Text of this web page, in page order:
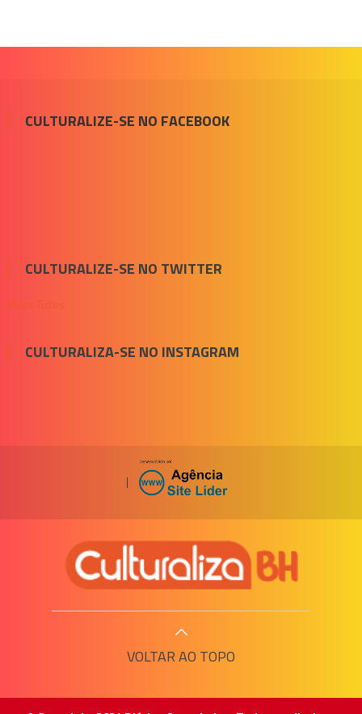
CULTURALIZE-SE NO FACEBOOK
CULTURALIZE-SE NO TWITTER
Meus Tuítes
CULTURALIZA-SE NO INSTAGRAM
|
VOLTAR AO TOPO